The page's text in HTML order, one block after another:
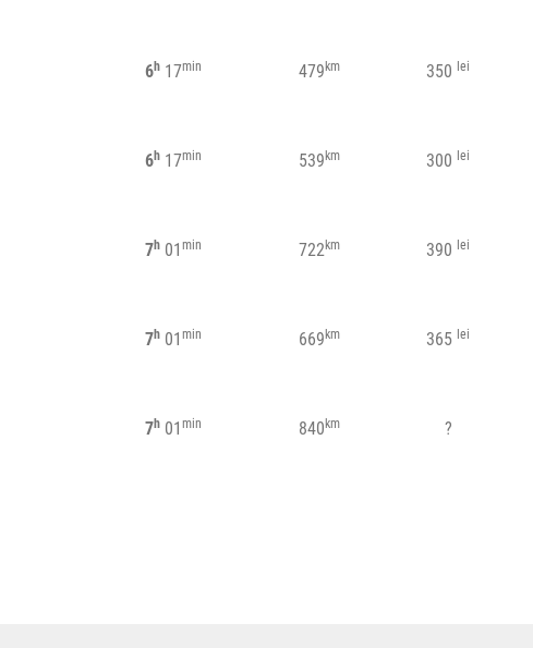
6h17min 479 km 350 lei
6h17min 539 km 300 lei
7h01 min 722km 390 lei
7h01 min 669 km 365 lei
7h01 min 840 km ?